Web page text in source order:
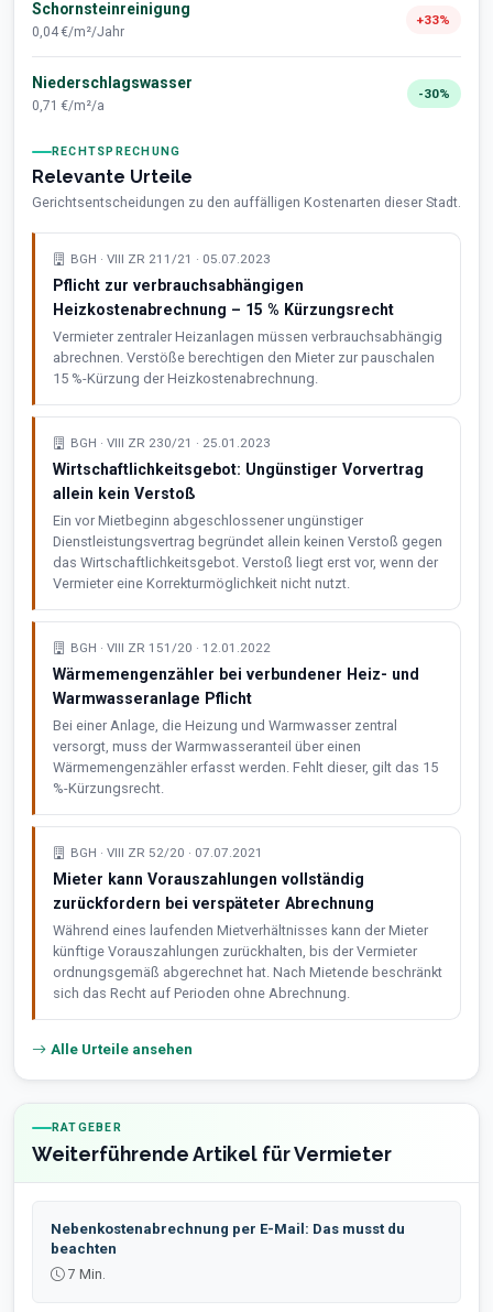
Schornsteinreinigung
0,04 €/m²/Jahr
+33%
Niederschlagswasser
0,71 €/m²/a
-30%
RECHTSPRECHUNG
Relevante Urteile
Gerichtsentscheidungen zu den auffälligen Kostenarten dieser Stadt.
BGH · VIII ZR 211/21 · 05.07.2023
Pflicht zur verbrauchsabhängigen
Heizkostenabrechnung – 15 % Kürzungsrecht
Vermieter zentraler Heizanlagen müssen verbrauchsabhängig
abrechnen. Verstöße berechtigen den Mieter zur pauschalen
15 %-Kürzung der Heizkostenabrechnung.
BGH · VIII ZR 230/21 · 25.01.2023
Wirtschaftlichkeitsgebot: Ungünstiger Vorvertrag
allein kein Verstoß
Ein vor Mietbeginn abgeschlossener ungünstiger
Dienstleistungsvertrag begründet allein keinen Verstoß gegen
das Wirtschaftlichkeitsgebot. Verstoß liegt erst vor, wenn der
Vermieter eine Korrekturmöglichkeit nicht nutzt.
BGH · VIII ZR 151/20 · 12.01.2022
Wärmemengenzähler bei verbundener Heiz- und
Warmwasseranlage Pflicht
Bei einer Anlage, die Heizung und Warmwasser zentral
versorgt, muss der Warmwasseranteil über einen
Wärmemengenzähler erfasst werden. Fehlt dieser, gilt das 15
%-Kürzungsrecht.
BGH · VIII ZR 52/20 · 07.07.2021
Mieter kann Vorauszahlungen vollständig
zurückfordern bei verspäteter Abrechnung
Während eines laufenden Mietverhältnisses kann der Mieter
künftige Vorauszahlungen zurückhalten, bis der Vermieter
ordnungsgemäß abgerechnet hat. Nach Mietende beschränkt
sich das Recht auf Perioden ohne Abrechnung.
Alle Urteile ansehen
RATGEBER
Weiterführende Artikel für Vermieter
Nebenkostenabrechnung per E-Mail: Das musst du
beachten
7 Min.